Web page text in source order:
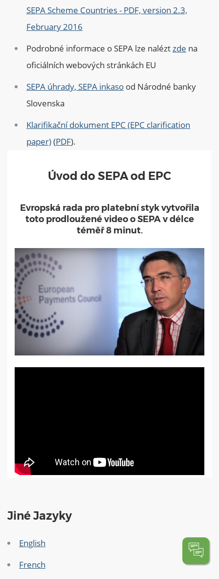
SEPA Scheme Countries - PDF, version 2.3,
February 2016
Podrobné informace o SEPA lze naléztzde na
oficiálních webových stránkách EU
SEPA úhrady, SEPA inkaso od Národné banky
Slovenska
Klarifikační dokument EPC (EPC clarification
paper)(PDF).
Úvod do SEPA od EPC
Evropská rada pro platební styk vytvořila
toto prodloužené video o SEPA v délce
téměř 8 minut.
Jiné Jazyky
English
French